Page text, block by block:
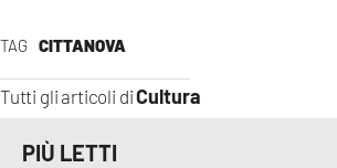
TAG CITTANOVA
Tutti gli articoli diCultura
PIÙ LETTI